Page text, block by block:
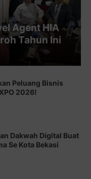
Agent HIA
Tahun Ini
Peluang Bisnis
2026!
Dakwah Digital Buat
Se Kota Bekasi